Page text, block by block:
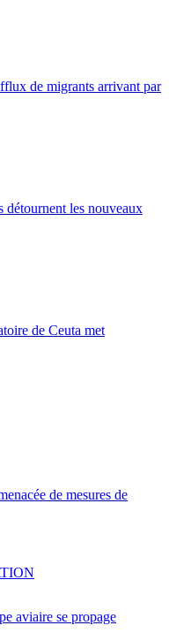
de migrants arrivant par
détournent les nouveaux
de Ceuta met
de mesures de
aviaire se propage